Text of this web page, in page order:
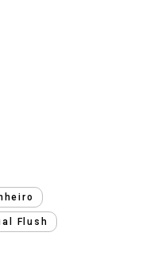
Flush